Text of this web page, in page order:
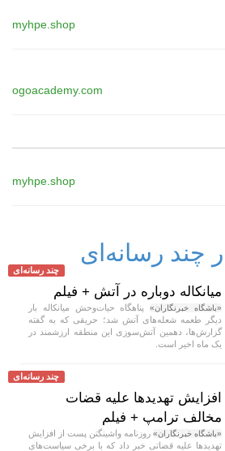
myhpe.shop
ogoacademy.com
myhpe.shop
چند رسانه‌ای
چند رسانه‌ای
میانکاله دوباره در آتش + فیلم
«باشگاه خبرنگاران»پناهگاه حیات‌وحش میانکاله بار
دیگر طعمه شعله‌های آتش شد؛ حریقی که به گفته
گزارش‌ها، دهمین آتش‌سوزی این منطقه ارزشمند در
یک ماه اخیر است.
چند رسانه‌ای
افزایش تهدید‌ها علیه قضات
مخالف ترامپ + فیلم
«باشگاه خبرنگاران» روزنامه واشینگتن پست از افزایش
تهدید‌ها علیه قضاتی خبر داد که با برخی سیاست‌های